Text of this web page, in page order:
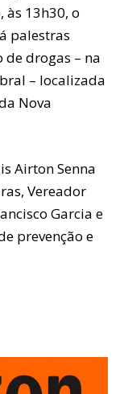
às 13h30, o
palestras
de drogas – na
– localizada
Nova
Airton Senna
Vereador
Garcia e
prevenção e